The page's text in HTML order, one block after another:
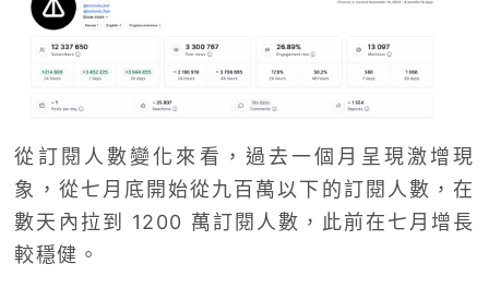
從訂閱人數變化來看，過去一個月呈現激增現
象，從七月底開始從九百萬以下的訂閱人數，在
數天內拉到 1200 萬訂閱人數，此前在七月增長
較穩健。